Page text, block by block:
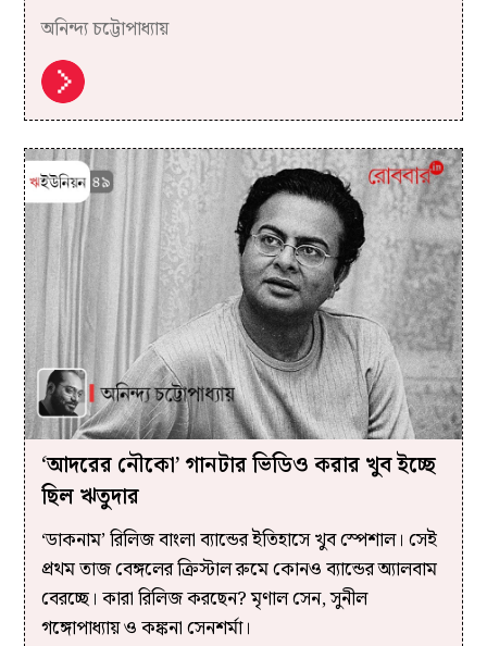
অনিন্দ্য চট্টোপাধ্যায়
‘আদরের নৌকো’ গানটার ভিডিও করার খুব ইচ্ছে
ছিল ঋতুদার
‘ডাকনাম’ রিলিজ বাংলা ব্যান্ডের ইতিহাসে খুব স্পেশাল। সেই
প্রথম তাজ বেঙ্গলের ক্রিস্টাল রুমে কোনও ব্যান্ডের অ্যালবাম
বেরচ্ছে। কারা রিলিজ করছেন? মৃণাল সেন, সুনীল
গঙ্গোপাধ্যায় ও কঙ্কনা সেনশর্মা।